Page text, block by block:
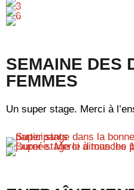
SEMAINE DES
FEMMES
Un super stage. Merci à